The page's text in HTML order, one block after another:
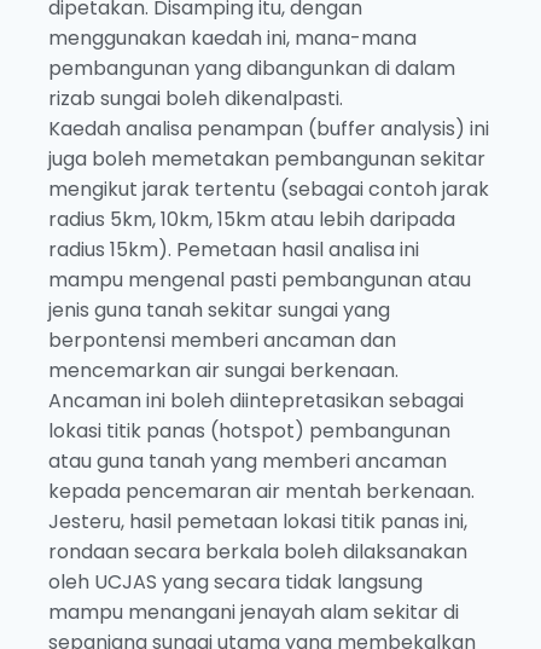
dipetakan. Disamping itu, dengan
menggunakan kaedah ini, mana-mana
pembangunan yang dibangunkan di dalam
rizab sungai boleh dikenalpasti.
Kaedah analisa penampan (buffer analysis) ini
juga boleh memetakan pembangunan sekitar
mengikut jarak tertentu (sebagai contoh jarak
radius 5km, 10km, 15km atau lebih daripada
radius 15km). Pemetaan hasil analisa ini
mampu mengenal pasti pembangunan atau
jenis guna tanah sekitar sungai yang
berpontensi memberi ancaman dan
mencemarkan air sungai berkenaan.
Ancaman ini boleh diintepretasikan sebagai
lokasi titik panas (hotspot) pembangunan
atau guna tanah yang memberi ancaman
kepada pencemaran air mentah berkenaan.
Jesteru, hasil pemetaan lokasi titik panas ini,
rondaan secara berkala boleh dilaksanakan
oleh UCJAS yang secara tidak langsung
mampu menangani jenayah alam sekitar di
sepanjang sungai utama yang membekalkan